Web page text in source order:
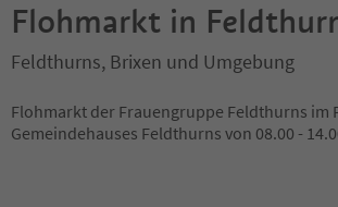
Flohmarkt in
Feldthurns, Brixen und Umgebung
Flohmarkt der Frauengruppe Feldthurns im
Gemeindehauses Feldthurns von 08.00 -